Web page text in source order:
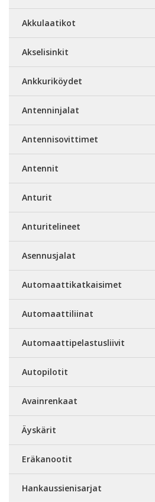
Akkulaatikot
Akselisinkit
Ankkuriköydet
Antenninjalat
Antennisovittimet
Antennit
Anturit
Anturitelineet
Asennusjalat
Automaattikatkaisimet
Automaattiliinat
Automaattipelastusliivit
Autopilotit
Avainrenkaat
Äyskärit
Eräkanootit
Hankaussienisarjat